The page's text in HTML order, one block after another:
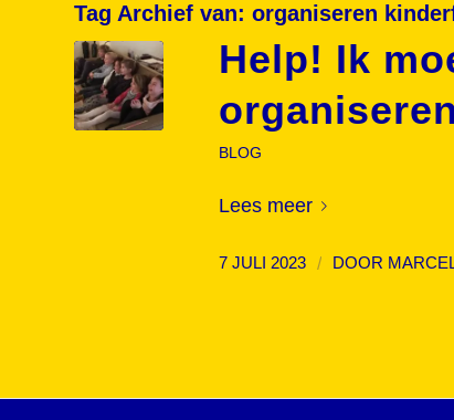
Tag Archief van: organiseren
Help! Ik
organiseren
BLOG
Lees meer
7 JULI 2023 / DOOR